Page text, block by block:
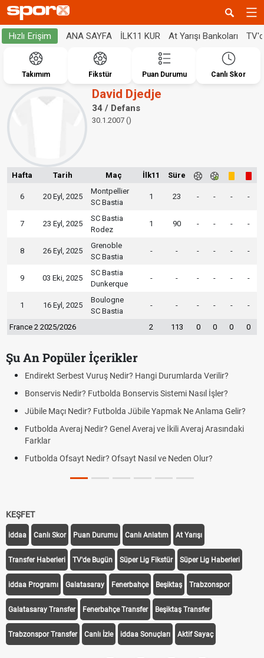
Hızlı Erişim ANA SAYFA İLK11 KUR At Yarışı Bankoları
Takımım Fikstür Puan Durumu Canlı Skor
David Djedje
34 / Defans
30.1.2007 ()
Hafta Tarih Maç İlk11 Süre
6 20 Eyl, 2025
Montpellier
SC Bastia
1 23 - - - -
7 23 Eyl, 2025
SC Bastia
Rodez
1 90 - - - -
8 26 Eyl, 2025
Grenoble
SC Bastia
- - - - - -
9 03 Eki, 2025
SC Bastia
Dunkerque
- - - - - -
1 16 Eyl, 2025
Boulogne
SC Bastia
- - - - - -
France 2 2025/2026 2 113 0 0 0 0
Şu An Popüler İçerikler
Endirekt Serbest Vuruş Nedir? Hangi Durumlarda Verilir?
Bonservis Nedir? Futbolda Bonservis Sistemi Nasıl İşler?
Jübile Maçı Nedir? Futbolda Jübile Yapmak Ne Anlama Gelir?
Futbolda Averaj Nedir? Genel Averaj ve İkili Averaj Arasındaki
Farklar
Futbolda Ofsayt Nedir? Ofsayt Nasıl ve Neden Olur?
KEŞFET
iddaa Canlı Skor Puan Durumu Canlı Anlatım At Yarışı
Transfer Haberleri TV'de Bugün Süper Lig Fikstür Süper Lig Haberleri
iddaa Programı Galatasaray Fenerbahçe Beşiktaş Trabzonspor
Galatasaray Transfer Fenerbahçe Transfer Beşiktaş Transfer
Trabzonspor Transfer Canlı İzle iddaa Sonuçları Aktif Sayaç